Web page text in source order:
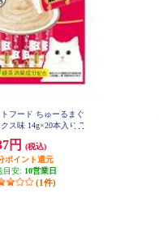
フード ちゅーるまぐ
ス味 14g×20本入り 7
円
(税込)
ポイント還元
目安: 10営業日
(1件)